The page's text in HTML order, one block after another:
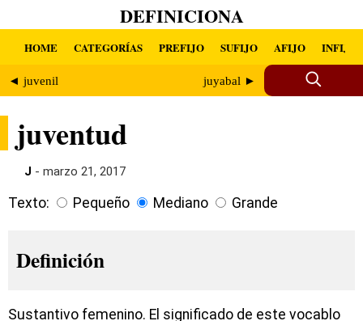
DEFINICIONA
HOME CATEGORÍAS PREFIJO SUFIJO AFIJO INFIJO
◄ juvenil juyabal ►
juventud
J - marzo 21, 2017
Texto: Pequeño Mediano Grande
Definición
Sustantivo femenino. El significado de este vocablo